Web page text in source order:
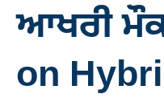
ਆਖਰੀ
on